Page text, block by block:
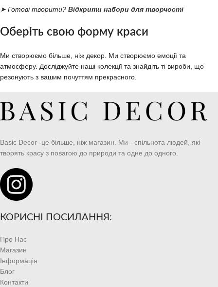
➤ Готові творити? Відкрити набори для творчості
Оберіть свою форму краси
Ми створюємо більше, ніж декор. Ми створюємо емоції та
атмосферу. Досліджуйте наші колекції та знайдіть ті вироби, що
резонують з вашим почуттям прекрасного.
Basic Decor -це більше, ніж магазин. Ми - спільнота людей, які
творять красу з повагою до природи та одне до одного.
КОРИСНІ ПОСИЛАННЯ:
Про Нас
Магазин
Інформація
Блог
Контакти